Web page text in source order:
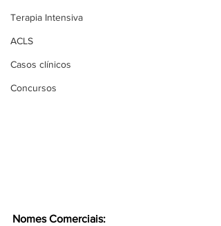
Terapia Intensiva
ACLS
Casos clínicos
Concursos
Nomes Comerciais: